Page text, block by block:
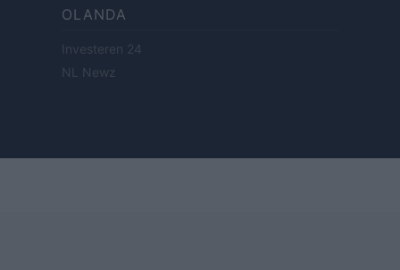
OLANDA
Investeren 24
NL Newz